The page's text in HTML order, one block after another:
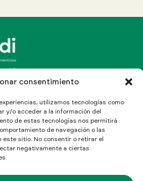
consentimiento
utilizamos tecnologías como
y/o acceder a la información del
de estas tecnologías nos permitirá
de navegación o las
este sitio. No consentir o retirar el
negativamente a ciertas